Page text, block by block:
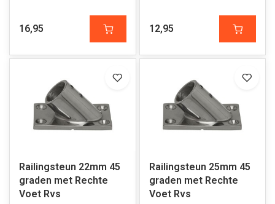
16,95 12,95
Railingsteun 22mm 45
graden met Rechte
Voet Rvs
Railingsteun 25mm 45
graden met Rechte
Voet Rvs